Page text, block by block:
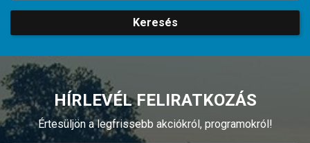
Keresés
HÍRLEVÉL FELIRATKOZÁS
Értesüljön a legfrissebb akciókról, programokról!